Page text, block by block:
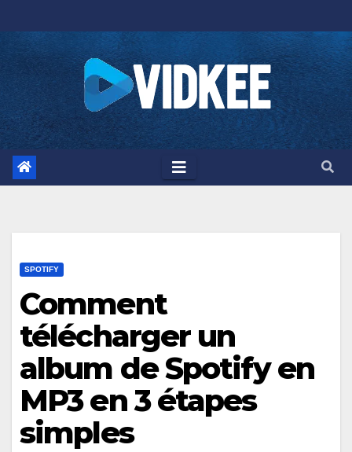
content
SPOTIFY
Comment
télécharger un
album de Spotify en
MP3 en 3 étapes
simples